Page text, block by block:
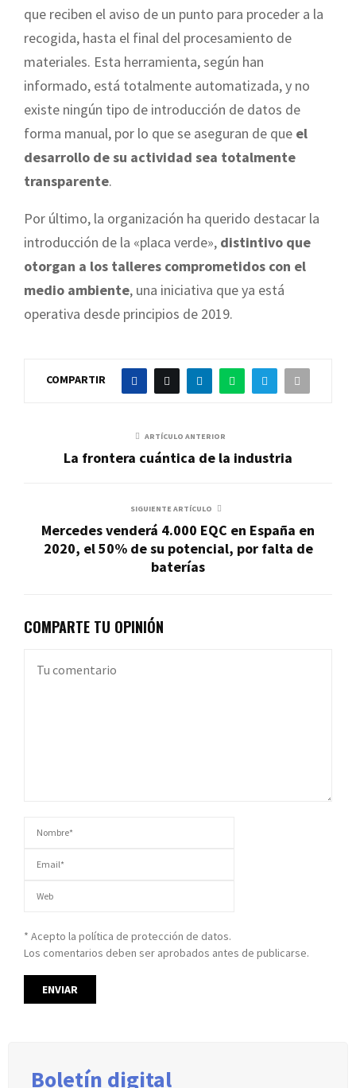
que reciben el aviso de un punto para proceder a la
recogida, hasta el final del procesamiento de
materiales. Esta herramienta, según han
informado, está totalmente automatizada, y no
existe ningún tipo de introducción de datos de
forma manual, por lo que se aseguran de que el
desarrollo de su actividad sea totalmente
transparente.
Por último, la organización ha querido destacar la
introducción de la «placa verde», distintivo que
otorgan a los talleres comprometidos con el
medio ambiente, una iniciativa que ya está
operativa desde principios de 2019.
COMPARTIR
ARTÍCULO ANTERIOR
La frontera cuántica de la industria
SIGUIENTE ARTÍCULO
Mercedes venderá 4.000 EQC en España en
2020, el 50% de su potencial, por falta de
baterías
COMPARTE TU OPINIÓN
* Acepto la política de protección de datos.
Los comentarios deben ser aprobados antes de publicarse.
Boletín digital